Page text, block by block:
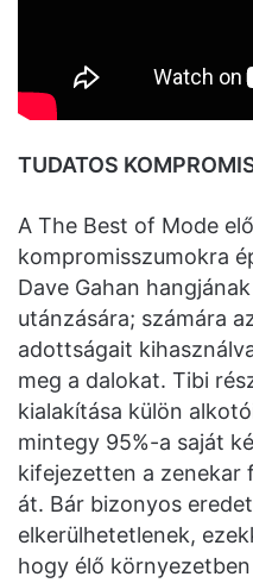
TUDATOS
A The Best of Mode
kompromisszumokra
Dave Gahan
utánzására; számára
adottságait
meg a dalokat. Tibi
kialakítása külön
mintegy 95%-a saját
kifejezetten a zenekar
át. Bár bizonyos
elkerülhetetlenek,
hogy élő